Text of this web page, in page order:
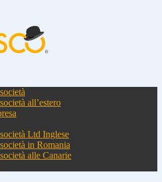
all’estero
Ltd Inglese
in Romania
alle Canarie